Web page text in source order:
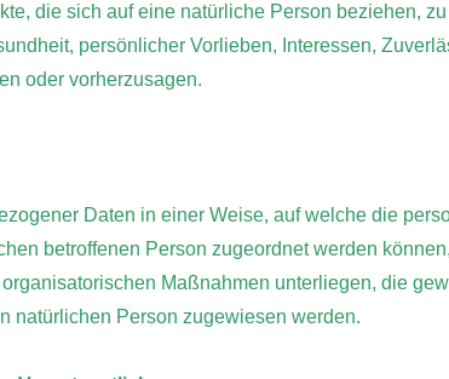
die sich auf eine natürliche Person beziehen,
persönlicher Vorlieben, Interessen,
oder vorherzusagen.
Daten in einer Weise, auf welche die
betroffenen Person zugeordnet werden
Maßnahmen unterliegen, die
natürlichen Person zugewiesen werden.